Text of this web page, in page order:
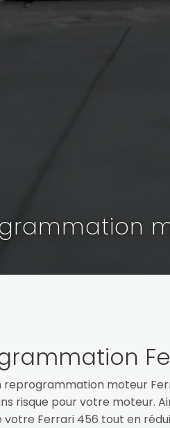
reprogrammation moteur
risque pour votre moteur.
votre Ferrari 456 tout en